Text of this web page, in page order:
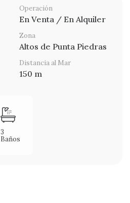
Operación
En Venta / En Alquiler
Zona
Altos de Punta Piedras
Distancia al Mar
150 m
3
Baños